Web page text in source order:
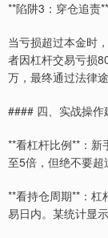
**陷阱3：穿仓追责**
当亏损超过本金时
者因杠杆交易亏损
万，最终通过法律
#### 四、实战操作
**看杠杆比例**：
至5倍，但绝不要超
**看持仓周期**：
易日内。某统计显